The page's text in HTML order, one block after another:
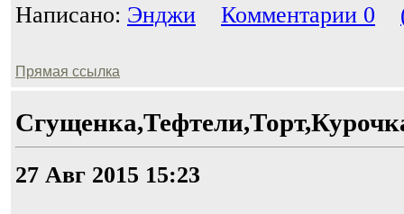
Написано: Энджи Комментарии 0
Прямая ссылка
27 Авг 2015 15:23